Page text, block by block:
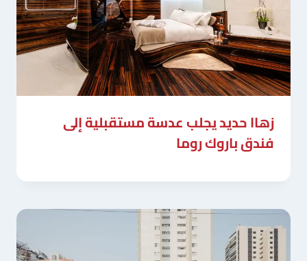
زهاا حديد يجلب عدسة مستقبلية إلى
فندق باروك روما